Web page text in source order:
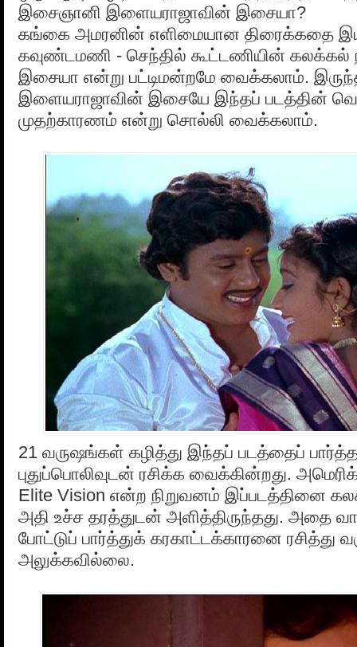
இசைஞானி இளையராஜாவின் இசையா?
கங்கை அமரனின் எளிமையான திரைக்கதை
கவுண்டமணி - செந்தில் கூட்டணியின் கலக்கல்
இசையா என்று பட்டிமன்றமே வைக்கலாம்.
இளையராஜாவின் இசையே இந்தப் படத்தின்
முதற்காரணம் என்று சொல்லி வைக்கலாம்.
21 வருஷங்கள் கழித்து இந்தப் படத்தைப்
புதுப்பொலிவுடன் ரசிக்க வைக்கின்றது.
Elite Vision என்ற நிறுவனம் இப்படத்தினை
அதி உச்ச தரத்துடன் அளித்திருந்தது. அதை
போட்டுப் பார்த்துக் கரகாட்டக்காரனை ரசித்து
அலுக்கவில்லை.